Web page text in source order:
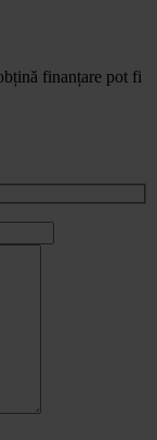
finanțare pot fi